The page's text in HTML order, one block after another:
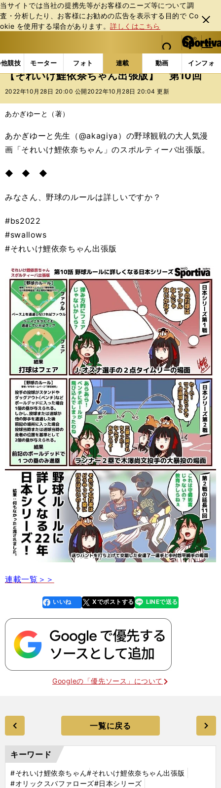
当サイトでは当社の提携先等がお客様のニーズ等について調
査・分析したり、お客様にお勧めの広告を表⽰する⽬的で Co
okie を使⽤する場合があります。詳しくはこちら
閉じ
る
web Sportiva (webスポルティーバ)
検索
マイペ
ー
ジ
メニュ
競技 モーター フォト 連載 動画 インフォ
b
ス
ポ
ル
ィ
ー
連載コラム スポマン！ それいけ鯉依奈ちゃん出張
【それいけ鯉依奈ちゃん出張版】 第10回
2022年10月28日 20:00 公開 2022年10月28日 20:04 更新
あかぎゆーと（著）
あかぎゆーと先生（@akagiya）の野球観戦の大人気漫
画「それいけ鯉依奈ちゃん」のスポルティーバ出張版。
◆ ◆ ◆
みなさん、野球のルールは詳しいですか？
#bs2022
#swallows
#それいけ鯉依奈ちゃん出張版
連載一覧＞＞
faceboo
k
いいね Xでポストする
line LINEで送る
Googleの「優先ソース」について
一覧に戻る
キーワード
#それいけ鯉依奈ちゃん#それいけ鯉依奈ちゃん出張版
#オリックスバファローズ#日本シリーズ